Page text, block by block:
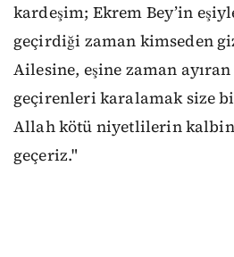
kardeşim; Ekrem Bey’in
geçirdiği zaman kimseden
Ailesine, eşine zaman
geçirenleri karalamak size
Allah kötü niyetlilerin
geçeriz."